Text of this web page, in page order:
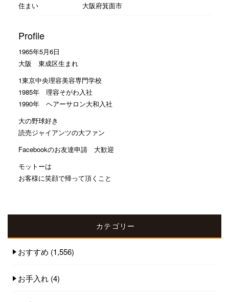
住まい
大阪府箕面市
Profile
1965年5月6日
大阪 東成区生まれ
1東京中央理容美容専門学校
1985年 理容そがわ入社
1990年 ヘアーサロン大和入社
大の野球好き
読売ジャイアンツの大ファン
Facebookのお友達申請 大歓迎
モットーは
お客様に笑顔で帰って頂くこと
カテゴリー
おすすめ (1,556)
お手入れ (4)